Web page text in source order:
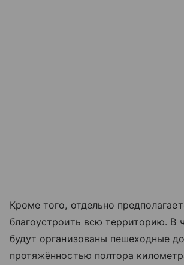
Кроме того, отдельно
благоустроить всю территорию. В
будут организованы пешеходные
протяжённостью полтора